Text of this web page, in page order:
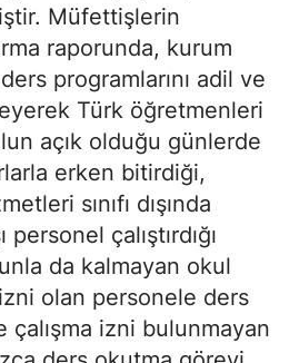
Müfettişlerin
raporunda, kurum
programlarını adil ve
Türk öğretmenleri
açık olduğu günlerde
erken bitirdiği,
sınıfı dışında
personel çalıştırdığı
da kalmayan okul
olan personele ders
çalışma izni bulunmayan